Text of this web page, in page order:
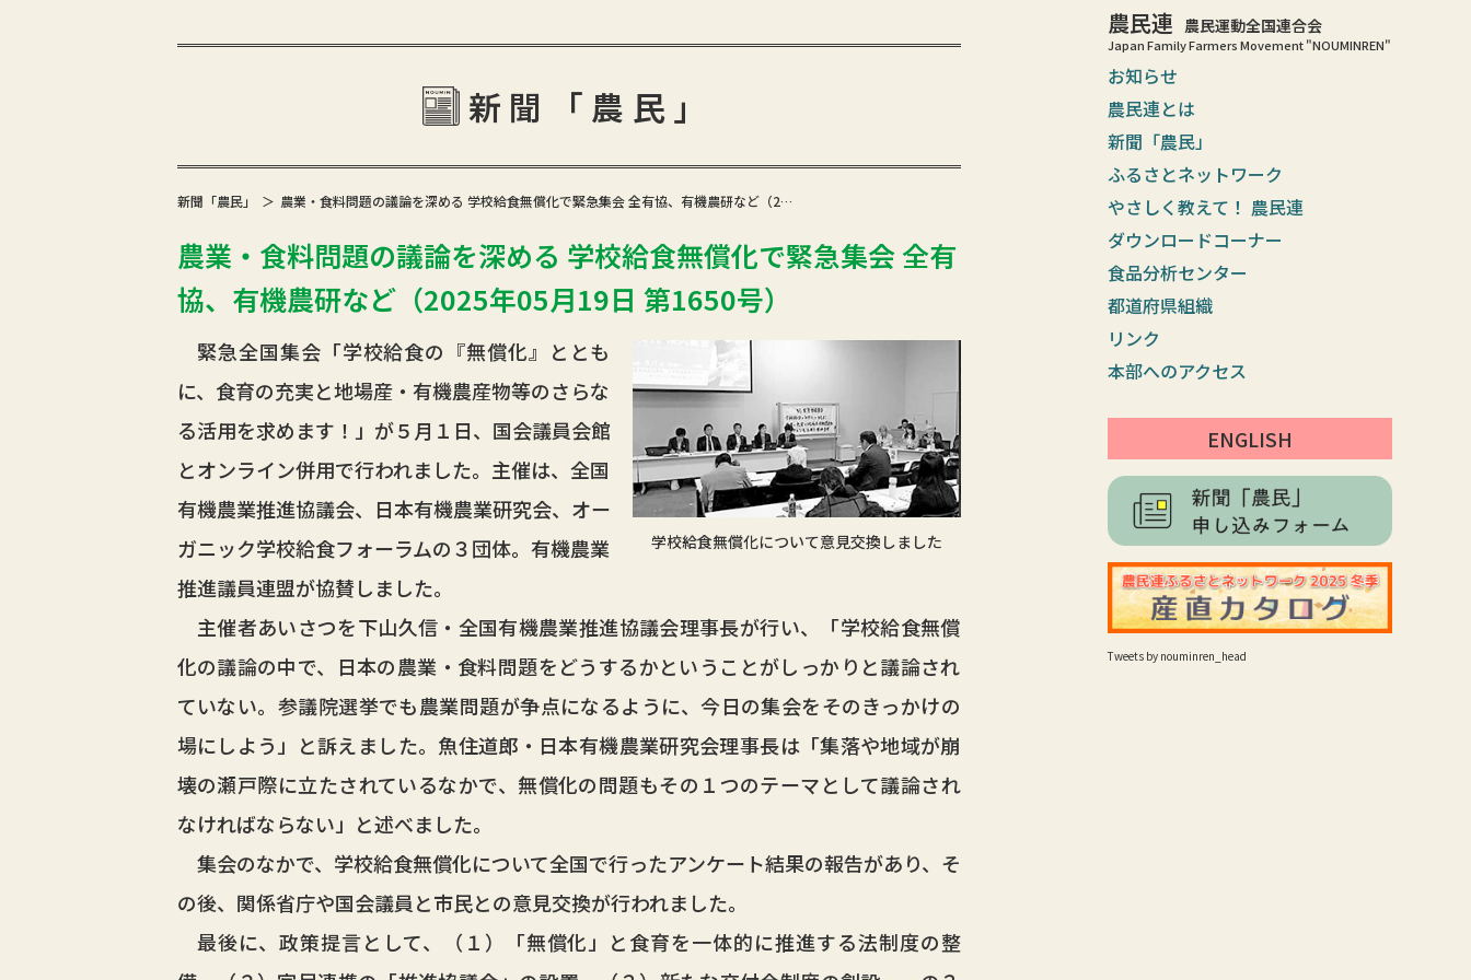
農民連 農民運動全国連合会
Japan Family Farmers Movement "NOUMINREN"
お知らせ
農民連とは
新聞「農民」
ふるさとネットワーク
やさしく教えて！ 農民連
ダウンロードコーナー
食品分析センター
都道府県組織
リンク
本部へのアクセス
ENGLISH
Tweets by nouminren_head
新聞「農民」
新聞「農民」 農業・食料問題の議論を深める 学校給食無償化で緊急集会 全有協、有機農研など（2…
農業・食料問題の議論を深める 学校給食無償化で緊急集会 全有
協、有機農研など（2025年05月19日 第1650号）
学校給食無償化について意見交換しました
緊急全国集会「学校給食の『無償化』ととも
に、食育の充実と地場産・有機農産物等のさらな
る活用を求めます！」が５月１日、国会議員会館
とオンライン併用で行われました。主催は、全国
有機農業推進協議会、日本有機農業研究会、オー
ガニック学校給食フォーラムの３団体。有機農業
推進議員連盟が協賛しました。
主催者あいさつを下山久信・全国有機農業推進協議会理事長が行い、「学校給食無償
化の議論の中で、日本の農業・食料問題をどうするかということがしっかりと議論され
ていない。参議院選挙でも農業問題が争点になるように、今日の集会をそのきっかけの
場にしよう」と訴えました。魚住道郎・日本有機農業研究会理事長は「集落や地域が崩
壊の瀬戸際に立たされているなかで、無償化の問題もその１つのテーマとして議論され
なければならない」と述べました。
集会のなかで、学校給食無償化について全国で行ったアンケート結果の報告があり、そ
の後、関係省庁や国会議員と市民との意見交換が行われました。
最後に、政策提言として、（１）「無償化」と食育を一体的に推進する法制度の整